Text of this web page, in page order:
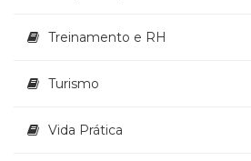
Treinamento e RH
Turismo
Vida Prática